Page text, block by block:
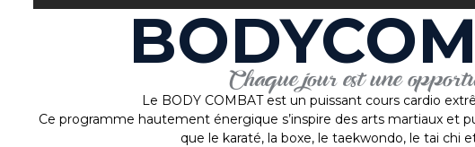
Chaque jour est une
Le BODY COMBAT est un puissant cours cardio
Ce programme hautement énergique s’inspire des arts martiaux et
que le karaté, la boxe, le taekwondo, le tai chi